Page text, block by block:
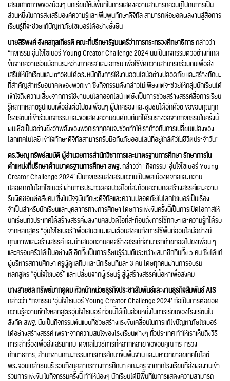
เสริมศักยภาพของน้องๆ นักเรียนให้มีพื้นที่ในการแสดงความสามารถควบคู่ไปกับการเป็น
ส่วนหนึ่งในการส่งเสริมองค์ความรู้และเพิ่มพูนทักษะดิจิทัล สามารถต่อยอดผลงานสู่สื่อการ
เรียนรู้ที่จะช่วยแก้ปัญหาภัยไซเบอร์ได้อย่างยั่งยืน
นายสิริพงศ์ อังคสกุลเกียรติ คณะที่ปรึกษารัฐมนตรีว่าการกระทรวงศึกษาธิการกล่าวว่า
“กิจกรรม อุ่นใจไซเบอร์ Young Creator Challenge 2024 นับเป็นกิจกรรมตัวอย่างที่เกิด
ขึ้นจากความร่วมมือกันระหว่างภาครัฐ และเอกชน เพื่อใช้ขีดความสามารถร่วมกันเพื่อส่ง
เสริมให้นักเรียนและเยาวชนได้ตระหนักถึงการใช้งานออนไลน์อย่างปลอดภัย และสร้างทักษะ
ที่สำคัญสำหรับอนาคตของพวกเขา ซึ่งกิจกรรมดังกล่าวไม่เพียงแต่จะช่วยให้กลุ่มนักเรียนได้
เข้าใจถึงความเสี่ยงจากการใช้งานบนโลกออกไลน์ แต่ยังเป็นการช่วยสร้างสรรค์สื่อการเรียน
รู้หลากหลายรูปแบบเพื่อส่งต่อไปยังเพื่อนๆ ผู้ปกครอง และชุมชนได้อีกด้วย ขอขอบคุณทุก
โรงเรียนที่เข้าร่วมกิจกรรม และขอแสดงความยินดีกับทีมที่ได้รับรางวัลจากกิจกรรมในครั้งนี้
ผมเชื่อเป็นอย่างยิ่งว่าพลังของพวกเราทุกคนจะช่วยทำให้เราก้าวทันการเปลี่ยนแปลงของ
โลกเทคโนโลยี เข้าใจทักษะดิจิทัลสามารถรับมือกับภัยออนไลน์ที่อยู่ใกล้ตัวในชีวิตประจำวัน”
ดร.วิษณุ ทรัพย์สมบัติ ผู้อำนวยการสำนักวิชาการและมาตรฐานการศึกษา รักษาการใน
ตำแหน่งที่ปรึกษาด้านมาตรฐานการศึกษา สพฐ.กล่าวว่า “กิจกรรม ‘อุ่นใจไซเบอร์ Young
Creator Challenge 2024’ เป็นกิจกรรมส่งเสริมความเป็นพลเมืองดิจิทัลและความ
ปลอดภัยในโลกไซเบอร์ ผ่านการประกวดคลิปวิดีโอที่สะท้อนความคิดสร้างสรรค์และความ
รับผิดชอบต่อสังคม ซึ่งในปัจจุบันทักษะดิจิทัลและความปลอดภัยในโลกไซเบอร์เป็นเรื่อง
จำเป็นสำหรับนักเรียนและบุคลากรทางการศึกษา โดยการแข่งขันครั้งนี้เป็นการเปิดโอกาสให้
นักเรียนทั่วประเทศได้สร้างสรรค์ผลงานคลิปวิดีโอที่สะท้อนถึงการใช้ทักษะและความรู้ที่ได้รับ
จากหลักสูตร “อุ่นใจไซเบอร์”เพื่อเสนอแนะและเตือนสังคมถึงการใช้พื้นที่ออนไลน์อย่างมี
คุณภาพและสร้างสรรค์ และนำเสนอความคิดสร้างสรรค์ที่สามารถถ่ายทอดไปยังเพื่อน ๆ
และครอบครัวได้เป็นอย่างดี อีกทั้งเป็นการเรียนรู้ร่วมกันระหว่างสมาชิกทีมทั้ง 5 คน ซึ่งได้แก่
ผู้บริหารสถานศึกษา ครูผู้ดูแลทีม และนักเรียนทีมละ 3 คน โดยทุกคนผ่านการอบรม
หลักสูตร “อุ่นใจไซเบอร์” และเปลี่ยนจากผู้เรียนรู้ สู่ผู้สร้างสรรค์เนื้อหาเพื่อสังคม
นางสายชล ทรัพย์มากอุดม หัวหน้าหน่วยธุรกิจประชาสัมพันธ์และงานธุรกิจสัมพันธ์ AIS
กล่าวว่า “กิจกรรม ‘อุ่นใจไซเบอร์ Young Creator Challenge 2024’ ถือเป็นการต่อยอด
ความรู้ความเข้าใจหลักสูตรอุ่นใจไซเบอร์ ที่วันนี้ได้เป็นส่วนหนึ่งในการเรียนของโรงเรียนใน
สังกัด สพฐ. นับเป็นกิจกรรมต้นแบบที่ช่วยสร้างแรงขับเคลื่อนในการแก้ไขปัญหาภัยไซเบอร์
ได้อย่างสร้างสรรค์ เพราะจากความสนใจของโรงเรียนต่างๆ ทั่วประเทศ ทำให้เราเห็นถึงวิธี
การเล่าเรื่องเพื่อส่งเสริมทักษะดิจิทัลในวิธีการที่หลากหลาย ขอขอบคุณ กระทรวง
ศึกษาธิการ, สำนักงานคณะกรรมการการศึกษาขั้นพื้นฐาน และมหาวิทยาลัยเทคโนโลยี
พระจอมเกล้าธนบุรี รวมถึงบุคลากรทางการศึกษา คณะครู จากทุกโรงเรียนที่ส่งผลงานเข้า
ร่วมการแข่งขัน ในกิจกรรมครั้งนี้ ทำให้น้องๆ นักเรียนได้มีพื้นที่ในการแสดงความสามารถ